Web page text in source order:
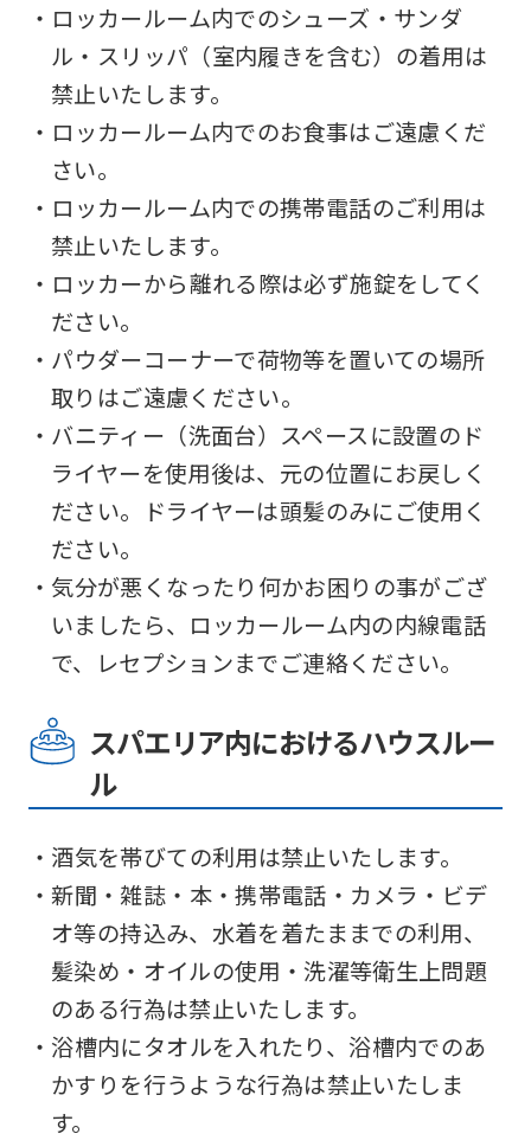
・ロッカールーム内でのシューズ・サンダ
ル・スリッパ（室内履きを含む）の着用は
禁止いたします。
・ロッカールーム内でのお食事はご遠慮くだ
さい。
・ロッカールーム内での携帯電話のご利用は
禁止いたします。
・ロッカーから離れる際は必ず施錠をしてく
ださい。
・パウダーコーナーで荷物等を置いての場所
取りはご遠慮ください。
・バニティー（洗面台）スペースに設置のド
ライヤーを使用後は、元の位置にお戻しく
ださい。ドライヤーは頭髪のみにご使用く
ださい。
・気分が悪くなったり何かお困りの事がござ
いましたら、ロッカールーム内の内線電話
で、レセプションまでご連絡ください。
スパエリア内におけるハウスルー
ル
・酒気を帯びての利用は禁止いたします。
・新聞・雑誌・本・携帯電話・カメラ・ビデ
オ等の持込み、水着を着たままでの利用、
髪染め・オイルの使用・洗濯等衛生上問題
のある行為は禁止いたします。
・浴槽内にタオルを入れたり、浴槽内でのあ
かすりを行うような行為は禁止いたしま
す。
Sports
official
website
is
translated
English.
the
link
below
(start
automatic
to
return
to
top
if
you
use
an
automatic
translation
service,